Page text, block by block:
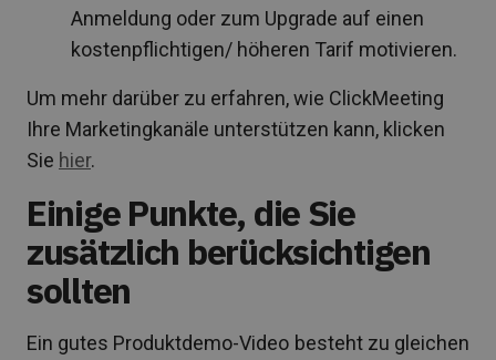
Anmeldung oder zum Upgrade auf einen
kostenpflichtigen/ höheren Tarif motivieren.
Um mehr darüber zu erfahren, wie ClickMeeting
Ihre Marketingkanäle unterstützen kann, klicken
Sie hier.
Einige Punkte, die Sie
zusätzlich berücksichtigen
sollten
Ein gutes Produktdemo-Video besteht zu gleichen